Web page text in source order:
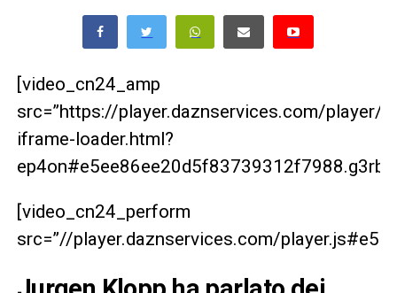
[video_cn24_amp
src=”https://player.daznservices.com/player/
iframe-loader.html?
[video_cn24_perform
src=”//player.daznservices.com/